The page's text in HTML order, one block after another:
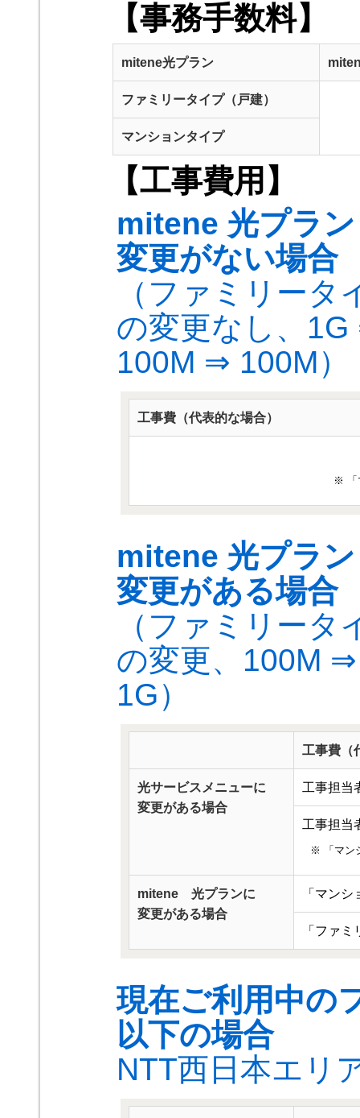
【事務手数料】
mitene光プラン
ファミリータイプ（戸建）
マンションタイプ
【工事費用】
mitene 光プラ
変更がない場合
（ファミリー
の変更なし、
100M ⇒ 100M）
工事費（代表的な場合）
※ 「
mitene 光プラ
変更がある場合
（ファミリー
の変更、100M
1G）
工事費（
光サービスメニューに
変更がある場合
工事担当
工事担当
※ 「マン
mitene 光プランに
変更がある場合
「マン
「ファ
現在ご利用中の
以下の場合
NTT西日本エリ